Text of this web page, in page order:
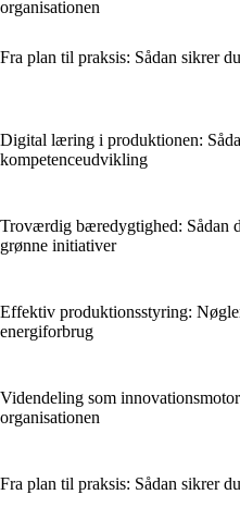
organisationen
Fra plan til praksis: Sådan sikrer
Digital læring i produktionen:
kompetenceudvikling
Troværdig bæredygtighed: Sådan
grønne initiativer
Effektiv produktionsstyring:
energiforbrug
Videndeling som
organisationen
Fra plan til praksis: Sådan sikrer